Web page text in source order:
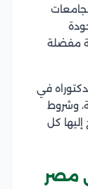
مفضلة
في
وشروط
إليها كل
مصر